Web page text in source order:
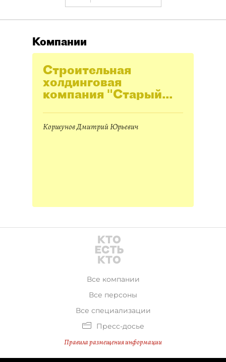
Компании
Строительная
холдинговая
компания "Старый
Коршунов Дмитрий Юрьевич
Все компании
Все персоны
Все специализации
Пресс-досье
Правила размещения информации